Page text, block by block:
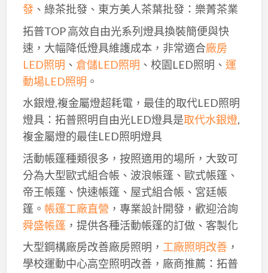
發、綠茶批發、東方美人茶葉批發：樂菁茶業
拓普TOP 高效自由光系列燈具換裝簡便與快
速，大幅降低燈具維護成本，非常適合廠房
LED照明 、 倉儲LED照明 、校園LED照明、 運
動場LED照明 。
水銀燈,複金屬燈超耗電，最佳的取代LED照明
燈具：拓普照明自由光LED燈具是取代水銀燈,
複金屬燈的最佳LED照明燈具
活動帳篷種類很多，按照適用的場所，大致可
分為大型歐式組合帳、波浪帳篷、歐式帳篷、
帝王帳篷、快速帳篷、屋式組合帳、宮廷帳
篷。 帳篷工廠直營 ，專業設計開發，歡迎洽詢
舜盛帳篷，提供各種活動帳篷的訂做、客製化
大型鋼構廠房改善廠房照明， 工廠照明改善，
學校運動中心高空照明改善，廠商推薦：拓普